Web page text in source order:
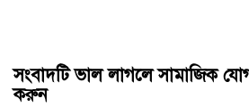
সংবাদটি ভাল লাগলে সামাজিক
করুন